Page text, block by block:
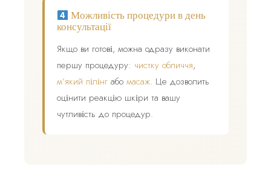
Можливість процедури в день
консультації
Якщо ви готові, можна одразу виконати
першу процедуру: чистку обличчя,
м’який пілінг або масаж. Це дозволить
оцінити реакцію шкіри та вашу
чутливість до процедур.